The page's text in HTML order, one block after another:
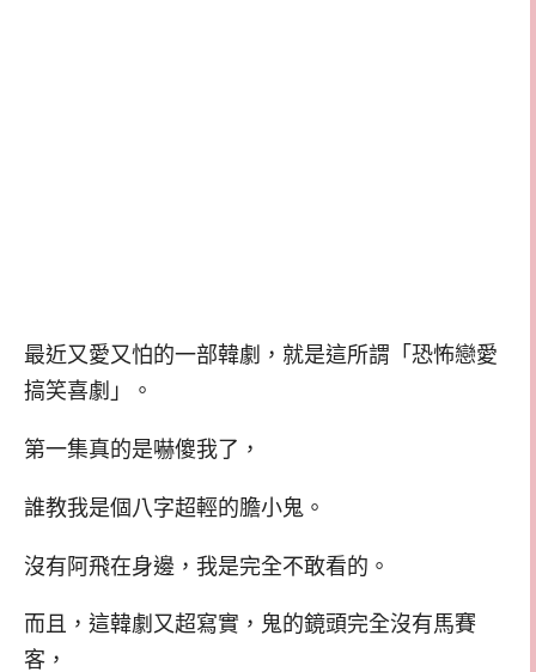
最近又愛又怕的一部韓劇，就是這所謂「恐怖戀愛
搞笑喜劇」。
第一集真的是嚇傻我了，
誰教我是個八字超輕的膽小鬼。
沒有阿飛在身邊，我是完全不敢看的。
而且，這韓劇又超寫實，鬼的鏡頭完全沒有馬賽
客，